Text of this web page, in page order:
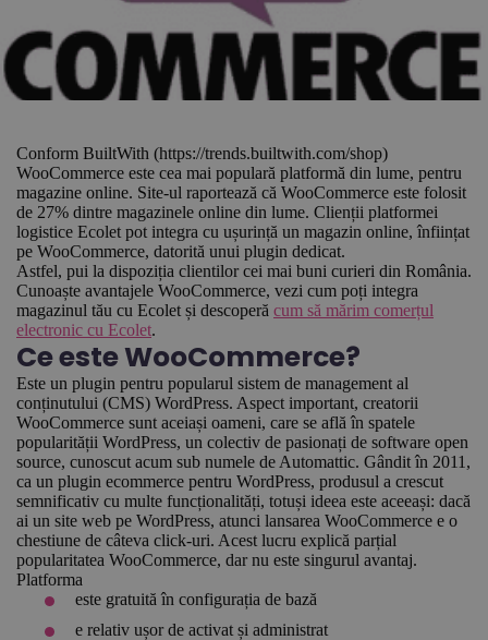
Conform BuiltWith (https://trends.builtwith.com/shop)
WooCommerce este cea mai populară platformă din lume, pentru
magazine online. Site-ul raportează că WooCommerce este folosit
de 27% dintre magazinele online din lume. Clienții platformei
logistice Ecolet pot integra cu ușurință un magazin online, înființat
pe WooCommerce, datorită unui plugin dedicat.
Astfel, pui la dispoziția clientilor cei mai buni curieri din România.
Cunoaște avantajele WooCommerce, vezi cum poți integra
magazinul tău cu Ecolet și descoperă cum să mărim comerțul
electronic cu Ecolet.
Ce este WooCommerce?
Este un plugin pentru popularul sistem de management al
conținutului (CMS) WordPress. Aspect important, creatorii
WooCommerce sunt aceiași oameni, care se află în spatele
popularității WordPress, un colectiv de pasionați de software open
source, cunoscut acum sub numele de Automattic. Gândit în 2011,
ca un plugin ecommerce pentru WordPress, produsul a crescut
semnificativ cu multe funcționalități, totuși ideea este aceeași: dacă
ai un site web pe WordPress, atunci lansarea WooCommerce e o
chestiune de câteva click-uri. Acest lucru explică parțial
popularitatea WooCommerce, dar nu este singurul avantaj.
Platforma
este gratuită în configurația de bază
e relativ ușor de activat și administrat